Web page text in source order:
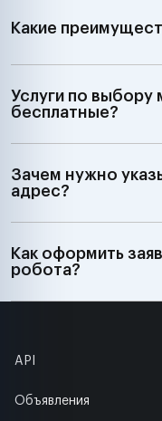
Какие
Услуги по выбору
бесплатные?
Зачем нужно
адрес?
Как оформить
робота?
API
Объявления